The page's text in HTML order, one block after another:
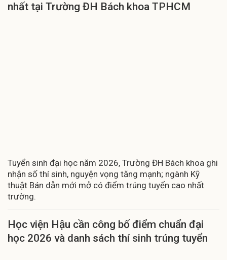
nhất tại Trường ĐH Bách khoa TPHCM
Tuyển sinh đại học năm 2026, Trường ĐH Bách khoa ghi
nhận số thí sinh, nguyện vọng tăng mạnh; ngành Kỹ
thuật Bán dẫn mới mở có điểm trúng tuyển cao nhất
trường.
Học viện Hậu cần công bố điểm chuẩn đại
học 2026 và danh sách thí sinh trúng tuyển